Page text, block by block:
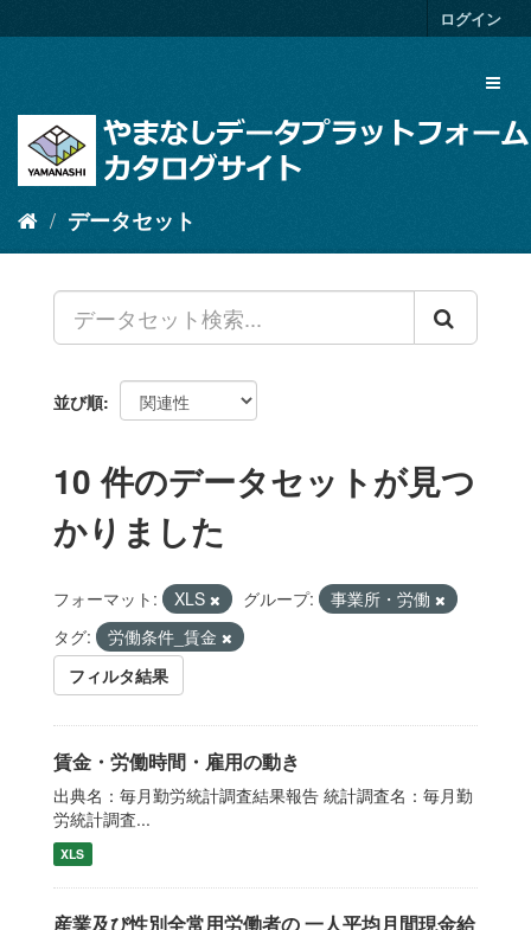
キ
ログイン
データセット
並び順
10 件のデータセットが見つ
かりました
フォーマット: XLS グループ:
事業所・労働
タグ:
労働条件_賃金
フィルタ結果
賃金・労働時間・雇用の動き
出典名：毎月勤労統計調査結果報告 統計調査名：毎月勤
労統計調査...
XLS
産業及び性別全常用労働者の 一人平均月間現金給